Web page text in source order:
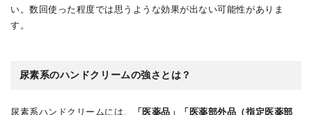
い。数回使った程度では思うような効果が出ない可能性がありま
す。
尿素系のハンドクリームの強さとは？
尿素系ハンドクリームには、 「医薬品」「医薬部外品（指定医薬部